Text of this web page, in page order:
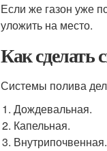
Если же газон уже
уложить на место.
Как сделать
Системы полива
Дождевальная.
Капельная.
Внутрипочвенная.